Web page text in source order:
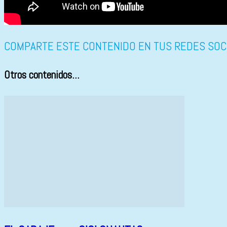
COMPARTE ESTE CONTENIDO EN TUS REDES
Otros contenidos...